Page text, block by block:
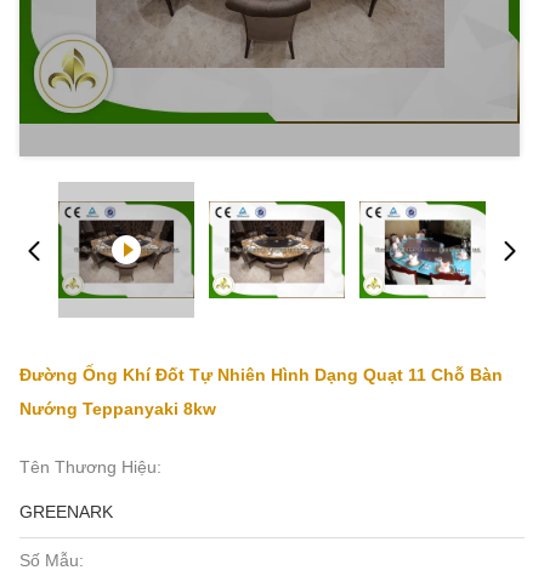
Đường Ống Khí Đốt Tự Nhiên Hình Dạng Quạt 11 Chỗ Bàn
Nướng Teppanyaki 8kw
Tên Thương Hiệu:
GREENARK
Số Mẫu: